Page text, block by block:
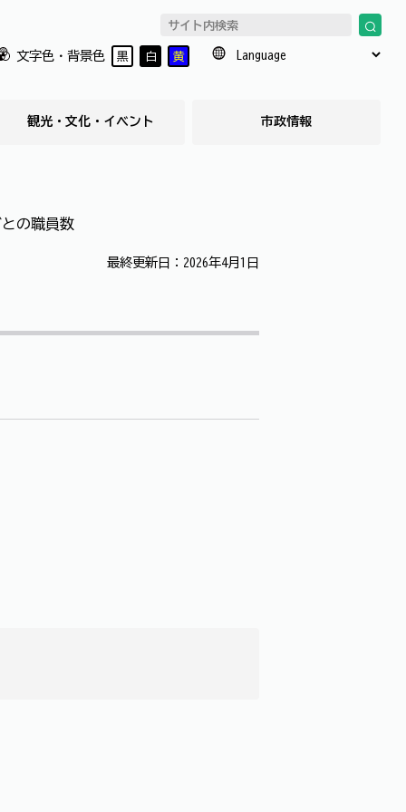
文字色・背景色 黒 白 黄
観光・文化・イベント 市政情報
の職員数
最終更新日：2026年4月1日